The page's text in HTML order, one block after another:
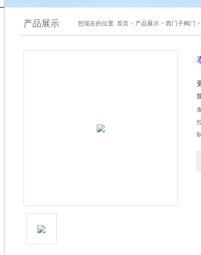
产品展示 您现在的位置: 首页 > 产品展示 > 西门子阀门 >
制